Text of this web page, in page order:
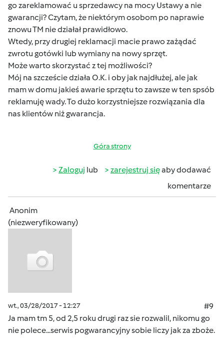
go zareklamować u sprzedawcy na mocy Ustawy a nie
gwarancji? Czytam, że niektórym osobom po naprawie
znowu TM nie działał prawidłowo.
Wtedy, przy drugiej reklamacji macie prawo zażądać
zwrotu gotówki lub wymiany na nowy sprzęt.
Może warto skorzystać z tej możliwości?
Mój na szczeście działa O.K. i oby jak najdłużej, ale jak
mam w domu jakieś awarie sprzętu to zawsze w ten spsób
reklamuję wady. To dużo korzystniejsze rozwiązania dla
nas klientów niż gwarancja.
Góra strony
Zaloguj lub zarejestruj sięaby dodawać
komentarze
Anonim
(niezweryfikowany)
wt., 03/28/2017 - 12:27
#9
Ja mam tm 5, od 2,5 roku drugi raz sie rozwalil, nikomu go
nie polece...serwis pogwarancyjny sobie liczy jak za zboże.